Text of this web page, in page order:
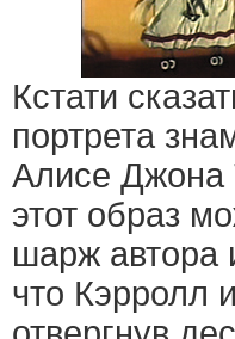
Кстати
портрета
Алисе Джона
этот образ
шарж автора
что Кэрролл